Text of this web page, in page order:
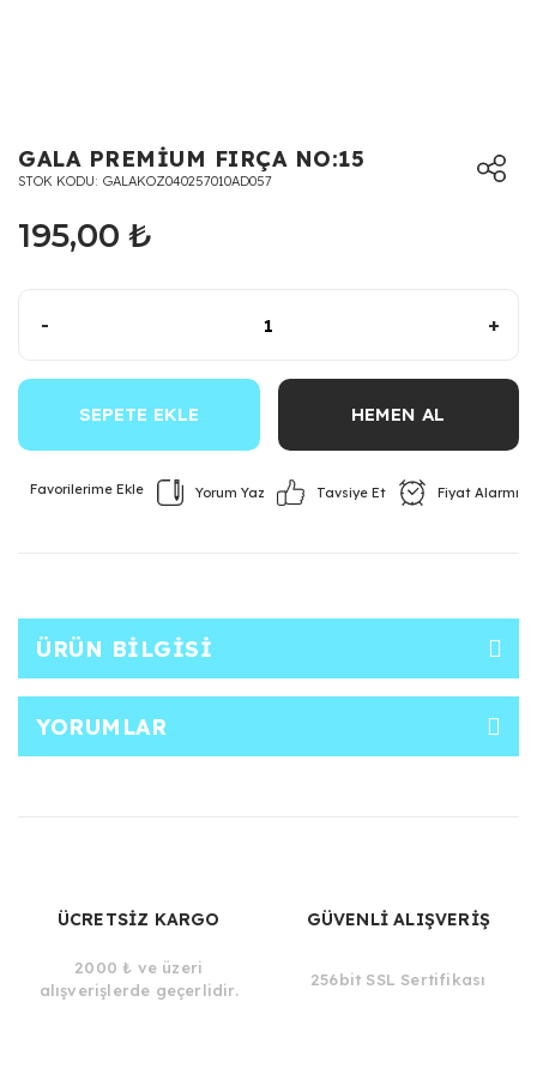
GALA PREMİUM FIRÇA NO:15
STOK KODU GALAKOZ040257010AD057
195,00 ₺
- +
SEPETE EKLE HEMEN AL
Yorum Yaz Tavsiye Et Fiyat Alarmı
ÜRÜN BILGISI
YORUMLAR
ÜCRETSİZ KARGO
2000 ₺ ve üzeri
alışverişlerde geçerlidir.
GÜVENLİ ALIŞVERİŞ
256bit SSL Sertifikası